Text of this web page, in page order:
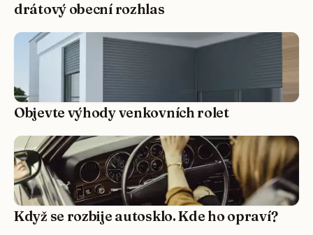
drátový obecní rozhlas
Objevte výhody venkovních rolet
Když se rozbije autosklo. Kde ho opraví?